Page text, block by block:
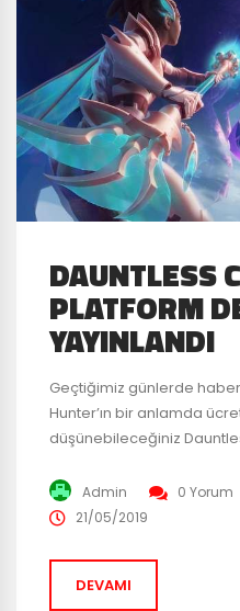
DAUNTLESS
PLATFORM
YAYINLANDI
Geçtiğimiz günlerde
Hunter’ın bir anlamda
düşünebileceğiniz
yayınlandı. Ancak bir
platform desteği ile. Cross
oynayabilmesi ve
platformlarda
Admin 0 Yorum
21/05/2019
DEVAMI